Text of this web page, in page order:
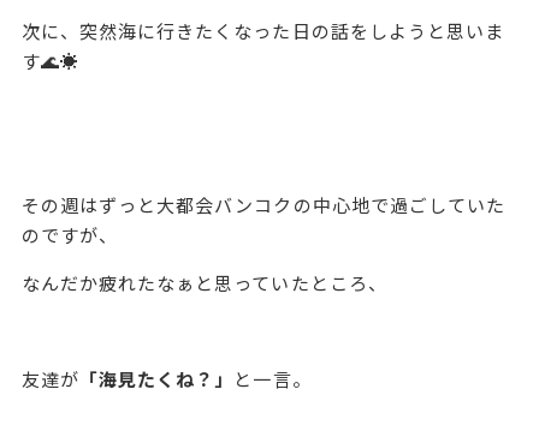
次に、突然海に行きたくなった日の話をしようと思いま
す🌊☀️
その週はずっと大都会バンコクの中心地で過ごしていた
のですが、
なんだか疲れたなぁと思っていたところ、
友達が 「海見たくね？」 と一言。